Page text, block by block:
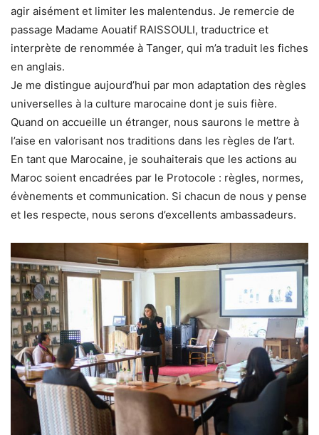
agir aisément et limiter les malentendus. Je remercie de
passage Madame Aouatif RAISSOULI, traductrice et
interprète de renommée à Tanger, qui m’a traduit les fiches
en anglais.
Je me distingue aujourd’hui par mon adaptation des règles
universelles à la culture marocaine dont je suis fière.
Quand on accueille un étranger, nous saurons le mettre à
l’aise en valorisant nos traditions dans les règles de l’art.
En tant que Marocaine, je souhaiterais que les actions au
Maroc soient encadrées par le Protocole : règles, normes,
évènements et communication. Si chacun de nous y pense
et les respecte, nous serons d’excellents ambassadeurs.